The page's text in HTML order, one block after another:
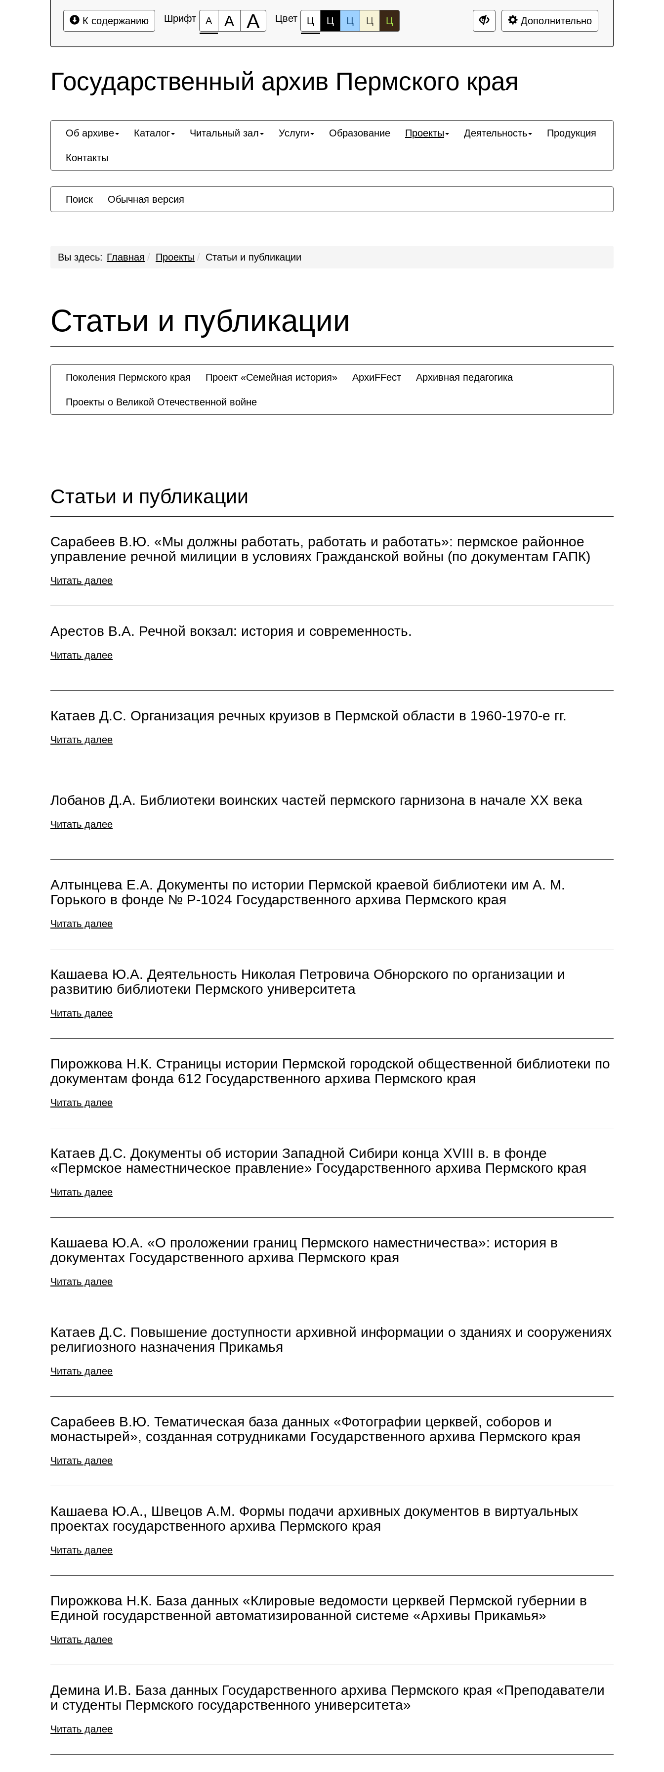
К содержанию Шрифт А А А Цвет Ц Ц Ц Ц Ц Дополнительно
Государственный архив Пермского края
Об архиве Каталог Читальный зал Услуги Образование Проекты Деятельность Продукция
Контакты
Поиск Обычная версия
Вы здесь: Главная Проекты Статьи и публикации
Статьи и публикации
Поколения Пермского края Проект «Семейная история» АрхиFFест Архивная педагогика
Проекты о Великой Отечественной войне
Статьи и публикации
Сарабеев В.Ю. «Мы должны работать, работать и работать»: пермское районное
управление речной милиции в условиях Гражданской войны (по документам ГАПК)
Читать далее
Арестов В.А. Речной вокзал: история и современность.
Читать далее
Катаев Д.С. Организация речных круизов в Пермской области в 1960-1970-е гг.
Читать далее
Лобанов Д.А. Библиотеки воинских частей пермского гарнизона в начале XX века
Читать далее
Алтынцева Е.А. Документы по истории Пермской краевой библиотеки им А. М.
Горького в фонде № Р-1024 Государственного архива Пермского края
Читать далее
Кашаева Ю.А. Деятельность Николая Петровича Обнорского по организации и
развитию библиотеки Пермского университета
Читать далее
Пирожкова Н.К. Страницы истории Пермской городской общественной библиотеки по
документам фонда 612 Государственного архива Пермского края
Читать далее
Катаев Д.С. Документы об истории Западной Сибири конца XVIII в. в фонде
«Пермское наместническое правление» Государственного архива Пермского края
Читать далее
Кашаева Ю.А. «О проложении границ Пермского наместничества»: история в
документах Государственного архива Пермского края
Читать далее
Катаев Д.С. Повышение доступности архивной информации о зданиях и сооружениях
религиозного назначения Прикамья
Читать далее
Сарабеев В.Ю. Тематическая база данных «Фотографии церквей, соборов и
монастырей», созданная сотрудниками Государственного архива Пермского края
Читать далее
Кашаева Ю.А., Швецов А.М. Формы подачи архивных документов в виртуальных
проектах государственного архива Пермского края
Читать далее
Пирожкова Н.К. База данных «Клировые ведомости церквей Пермской губернии в
Единой государственной автоматизированной системе «Архивы Прикамья»
Читать далее
Демина И.В. База данных Государственного архива Пермского края «Преподаватели
и студенты Пермского государственного университета»
Читать далее